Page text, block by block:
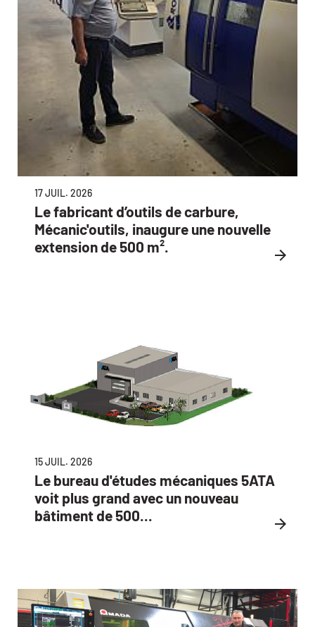
17 JUIL. 2026
Le fabricant d’outils de carbure,
Mécanic'outils, inaugure une nouvelle
extension de 500 m².
15 JUIL. 2026
Le bureau d'études mécaniques 5ATA
voit plus grand avec un nouveau
bâtiment de 500...